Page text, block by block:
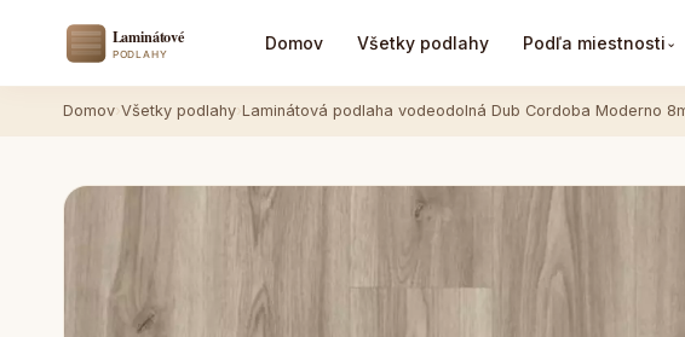
Domov Všetky podlahy Podľa miestnosti ⌄
Domov Všetky podlahy Laminátová podlaha vodeodolná Dub Cordoba Moderno